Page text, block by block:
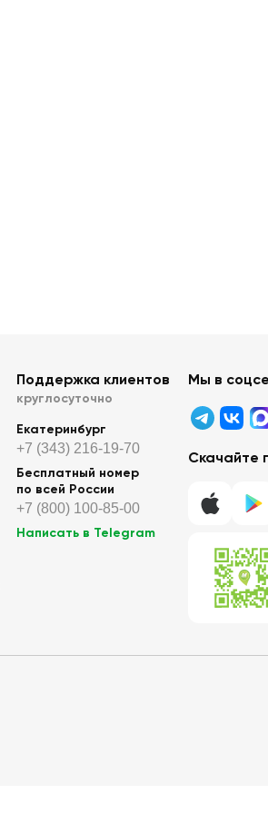
Поддержка клиентов
круглосуточно
Екатеринбург
+7 (343) 216-19-70
Бесплатный номер
по всей России
+7 (800) 100-85-00
Написать в Telegram
Мы в
Скачайте